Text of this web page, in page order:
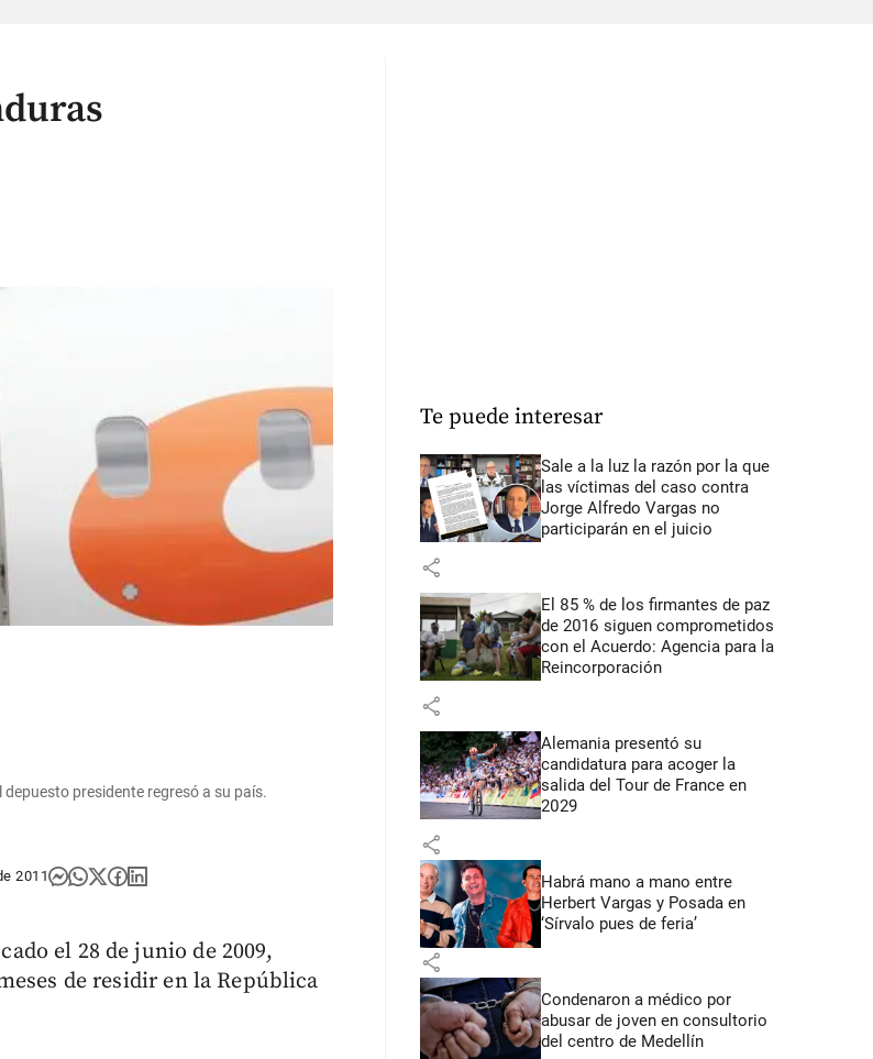
presidente regresó a su país.
2011
el 28 de junio de 2009,
de residir en la República
Te puede interesar
Sale a la luz la razón por la que
las víctimas del caso contra
Jorge Alfredo Vargas no
participarán en el juicio
share
El 85 % de los firmantes de paz
de 2016 siguen comprometidos
con el Acuerdo: Agencia para la
Reincorporación
share
Alemania presentó su
candidatura para acoger la
salida del Tour de France en
2029
share
Habrá mano a mano entre
Herbert Vargas y Posada en
‘Sírvalo pues de feria’
share
Condenaron a médico por
abusar de joven en consultorio
del centro de Medellín